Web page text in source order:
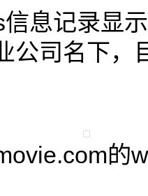
记录显示
公司名下，
的